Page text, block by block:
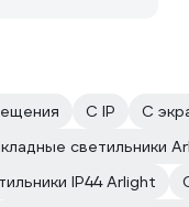
С IP С
светильники
IP44 Arlight